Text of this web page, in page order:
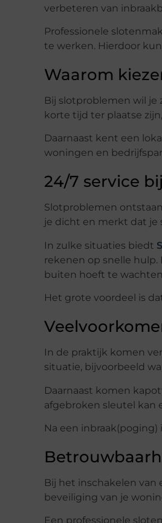
verbeteren van
Professionele
te werken. Hierdoor
Waarom
Bij slotproblemen wil je
korte tijd ter plaatse
Daarnaast kent een
woningen en
24/7 service
Slotproblemen
je dicht en merkt dat je
In zulke situaties biedt
rekenen op snelle
buiten hoeft te
Het grote voordeel is
In de praktijk komen
situatie, bijvoorbeeld
Daarnaast komen
afgebroken sleutel kan
Na een
Bij het inschakelen van
beveiliging van je
Een professionele